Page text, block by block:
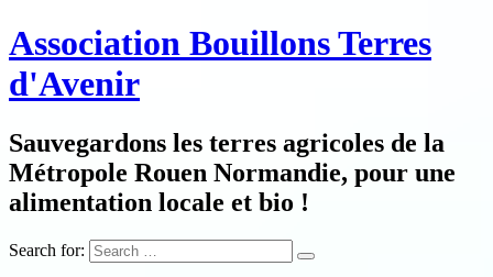
Association Bouillons Terres
d'Avenir
Sauvegardons les terres agricoles de la
Métropole Rouen Normandie, pour une
alimentation locale et bio !
Search for: